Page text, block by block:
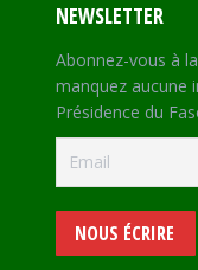
NEWSLETTER
Abonnez-vous à
manquez aucune
Présidence du
NOUS ÉCRIRE